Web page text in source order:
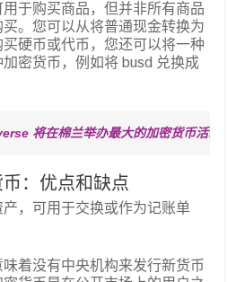
于购买商品，但并非所有商品
。您可以从将普通现金转换为
硬币或代币，您还可以将一种
密货币，例如将 busd 兑换成
将在棉兰举办最大的加密货币活动！
：优点和缺点
，可用于交换或作为记账单
着没有中央机构来发行新货币